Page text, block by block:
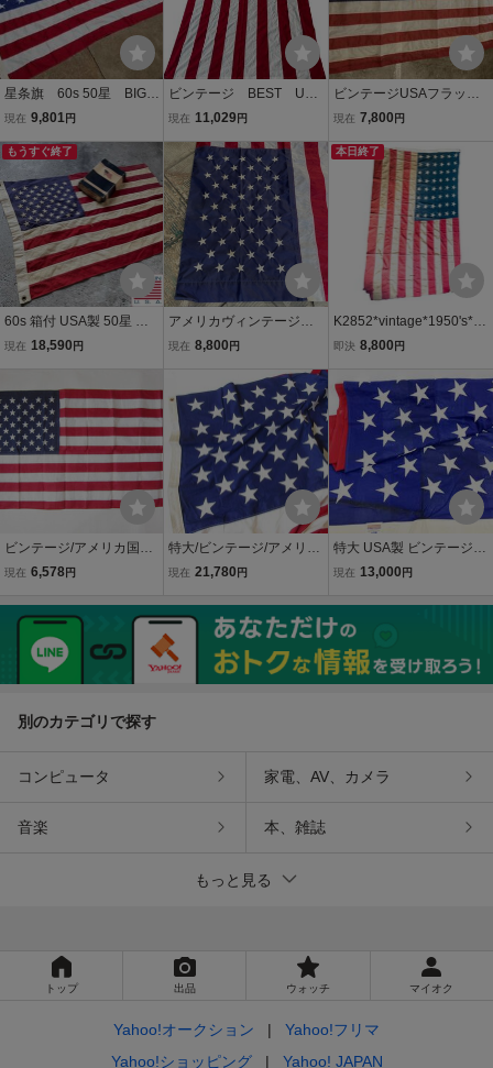
星条旗 60s 50星 BIGサ
イズ 大判 アメリカ
現在 9,801円
ビンテージ BEST USA
製 アメリカ国旗 星条
テリア ディスプレイ
雑貨 アンティーク 251
2
現在 11,029円
ビンテージUSAフラッグ
星条旗6西海岸サーフスケ
タリーカリフォルニアウ
トドアメリカントリー車
ガレージ世田谷ベース
現在 7,800 円
もうすぐ終了
60s 箱付 USA製 50星 星
条旗 56.5cm×89cm フラ
イ 店舗什器 ビンテージ D
153-71-0002ZV
現在 18,590 円
アメリカヴィンテージ星
条旗 フラッグ USAガ
フォルニア家具ミリタリ
ードイツ古着看板ニュー
ヨーク
現在 8,800 円
本日終了
K2852*vintage*1950's*ア
メリカ*国旗*コットン*14
アメリカンガレージ*フラ
ッグ*antique*ディスプレ
イ*タペストリー*
即決 8,800 円
ビンテージ/アメリカ国旗/
50星/星条旗/大判/コット
m/店舗什器/インテリア/ガ
レージ/写真スタジオ/背景
生地/D118XV
現在 6,578円
特大/ビンテージ/アメリカ
国旗/星条旗/50星/フラッ
m/インテリア/写真館/ディ
スプレイ/背景生地/D128-
71-3989ZT
現在 21,780 円
特大 USA製 ビンテージ
アメリカ国旗 星条旗 50星
×288cm Valley Forge社
現在 13,000 円
別のカテゴリで探す
コンピュータ 家電、AV、カメラ
音楽 本、雑誌
もっと見る
トップ 出品 ウォッチ マイオク
Yahoo!オークション
Yahoo!フリマ
Yahoo!ショッピング
Yahoo! JAPAN